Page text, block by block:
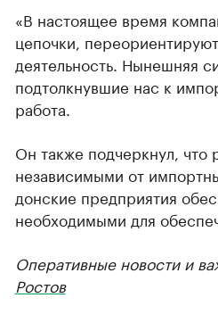
«В настоящее время
цепочки,
деятельность. Нынешняя
подтолкнувшие нас к
работа.
Он также подчеркнул, что
независимыми от
донские предприятия
необходимыми для
Оперативные новости и
Ростов